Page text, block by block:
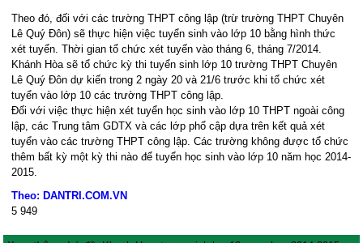
Theo đó, đối với các trường THPT công lập (trừ trường THPT Chuyên
Lê Quý Đôn) sẽ thực hiện việc tuyển sinh vào lớp 10 bằng hình thức
xét tuyển. Thời gian tổ chức xét tuyển vào tháng 6, tháng 7/2014.
Khánh Hòa sẽ tổ chức kỳ thi tuyển sinh lớp 10 trường THPT Chuyên
Lê Quý Đôn dự kiến trong 2 ngày 20 và 21/6 trước khi tổ chức xét
tuyển vào lớp 10 các trường THPT công lập.
Đối với việc thực hiện xét tuyển học sinh vào lớp 10 THPT ngoài công
lập, các Trung tâm GDTX và các lớp phổ cập dựa trên kết quả xét
tuyển vào các trường THPT công lập. Các trường không được tổ chức
thêm bất kỳ một kỳ thi nào để tuyển học sinh vào lớp 10 năm học 2014-
2015.
Theo: DANTRI.COM.VN
5 949